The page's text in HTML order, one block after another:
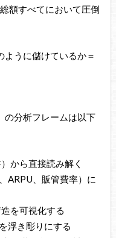
額すべてにおいて圧倒
ように儲けているか＝
の分析フレームは以下
から直接読み解く
ARPU、販管費率）に
を可視化する
浮き彫りにする